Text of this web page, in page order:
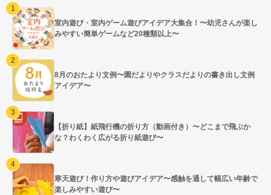
室内遊び・室内ゲーム遊びアイデア大集合！〜幼児さんが楽し
みやすい簡単ゲームなど20種類以上〜
8月のおたより文例〜園だよりやクラスだよりの書き出し文例
アイデア〜
【折り紙】紙飛行機の折り方（動画付き）〜どこまで飛ぶか
な？わくわく広がる折り紙遊び〜
寒天遊び！作り方や遊びアイデア〜感触を通して幅広い年齢で
楽しみやすい遊び〜